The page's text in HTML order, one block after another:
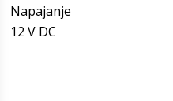
Napajanje
12 V DC